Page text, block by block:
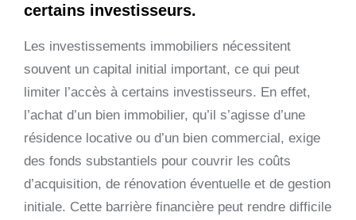
certains investisseurs.
Les investissements immobiliers nécessitent
souvent un capital initial important, ce qui peut
limiter l’accès à certains investisseurs. En effet,
l’achat d’un bien immobilier, qu’il s’agisse d’une
résidence locative ou d’un bien commercial, exige
des fonds substantiels pour couvrir les coûts
d’acquisition, de rénovation éventuelle et de gestion
initiale. Cette barrière financière peut rendre difficile